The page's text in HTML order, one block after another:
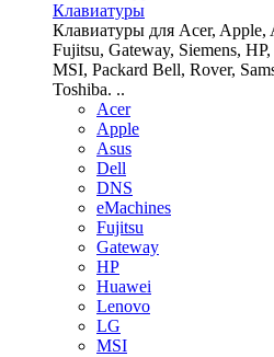
Клавиатуры
Клавиатуры для Acer, Apple,
Fujitsu, Gateway, Siemens,
MSI, Packard Bell, Rover,
Toshiba. ..
Acer
Apple
Asus
Dell
DNS
eMachines
Fujitsu
Gateway
HP
Huawei
Lenovo
LG
MSI